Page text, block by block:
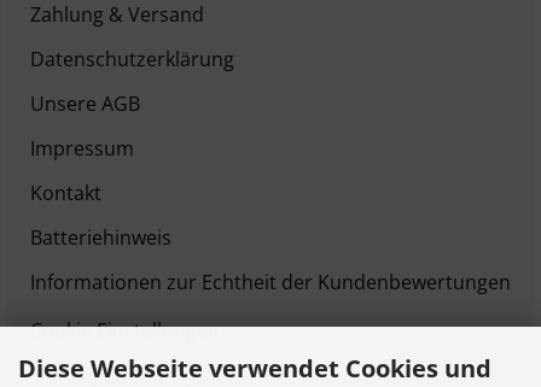
Zahlung & Versand
Datenschutzerklärung
Unsere AGB
Impressum
Kontakt
Batteriehinweis
Informationen zur Echtheit der Kundenbewertungen
Cookie Einstellungen
Diese Webseite verwendet Cookies und